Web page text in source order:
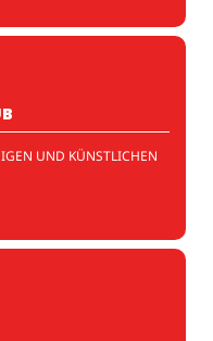
UND KÜNSTLICHEN